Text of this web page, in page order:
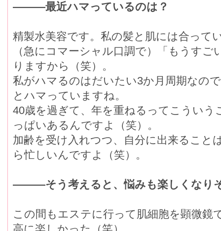
―――最近ハマっているのは？
精製水美容です。私の髪と肌には合って
（急にコマーシャル口調で）「もうす
りますから（笑）。
私がハマるのはだいたい3か月周期なの
とハマっていますね。
40歳を過ぎて、年を重ねるってこうい
っぱいあるんですよ（笑）。
加齢を受け入れつつ、自分に出来ること
ら忙しいんですよ（笑）。
―――そう考えると、悩みも楽しくなり
この間もエステに行って肌細胞を顕微鏡